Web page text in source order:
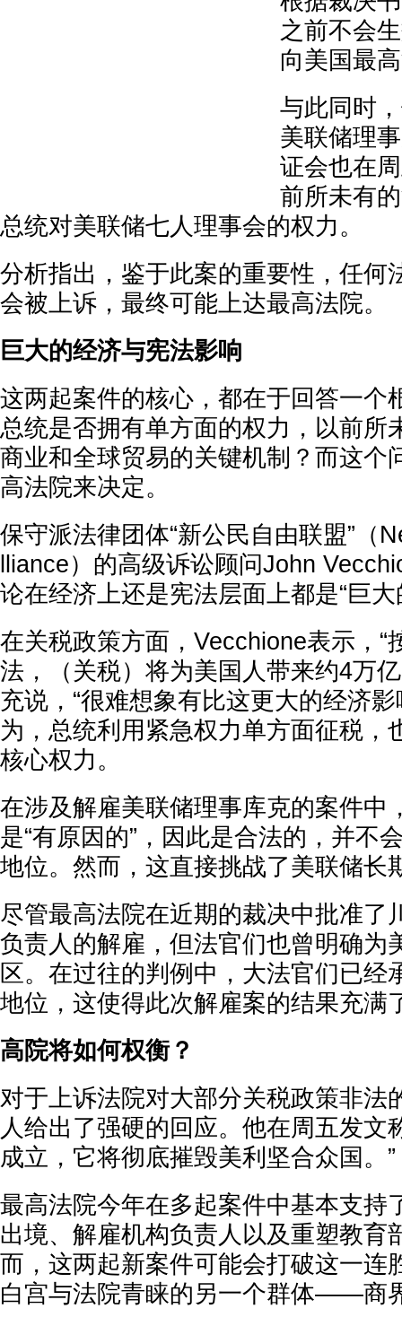
之前不会
向美国最
与此同时
美联储理
证会也在
前所未有
总统对美联储七人理事会的权力。
分析指出，鉴于此案的重要性，任何
会被上诉，最终可能上达最高法院。
巨大的经济与宪法影响
这两起案件的核心，都在于回答一个
总统是否拥有单方面的权力，以前所
商业和全球贸易的关键机制？而这个
高法院来决定。
保守派法律团体“新公民自由联盟”（
lliance）的高级诉讼顾问John
论在经济上还是宪法层面上都是“巨大
在关税政策方面，Vecchione表示，“
法，（关税）将为美国人带来约4万
充说，“很难想象有比这更大的经济
为，总统利用紧急权力单方面征税，
核心权力。
在涉及解雇美联储理事库克的案件中
是“有原因的”，因此是合法的，并不
地位。然而，这直接挑战了美联储长
尽管最高法院在近期的裁决中批准了
负责人的解雇，但法官们也曾明确为
区。在过往的判例中，大法官们已经
地位，这使得此次解雇案的结果充满
高院将如何权衡？
对于上诉法院对大部分关税政策非法
人给出了强硬的回应。他在周五发文
成立，它将彻底摧毁美利坚合众国。”
最高法院今年在多起案件中基本支持
出境、解雇机构负责人以及重塑教育
而，这两起新案件可能会打破这一连
白宫与法院青睐的另一个群体——